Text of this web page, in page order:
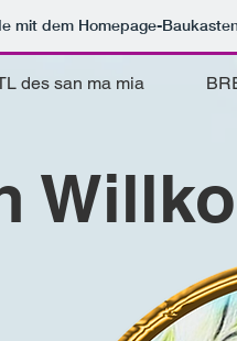
mit dem Homepage-
des san ma mia